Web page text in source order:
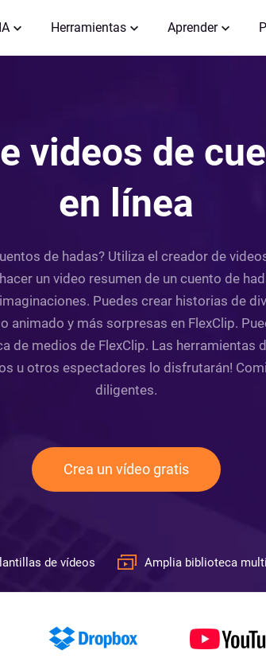
IA Herramientas Aprender
videos de
en línea
de hadas? Utiliza el creador de
un video resumen de un cuento de
Puedes crear historias de
animado y más sorpresas en FlexClip.
de medios de FlexClip. Las herramientas
u otros espectadores lo disfrutarán!
diligentes.
Crea un vídeo gratis
de vídeos Amplia biblioteca